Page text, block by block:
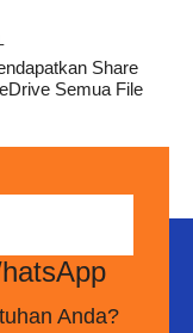
Share
Semua File
Anda?